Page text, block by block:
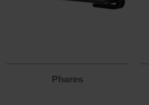
Phares